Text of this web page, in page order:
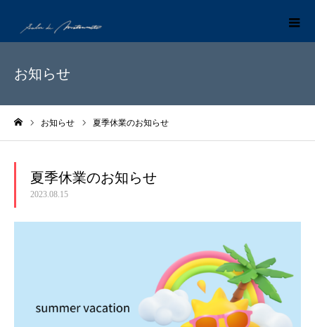
お知らせ
お知らせ 夏季休業のお知らせ
夏季休業のお知らせ
2023.08.15